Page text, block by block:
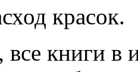
красок.
книги в